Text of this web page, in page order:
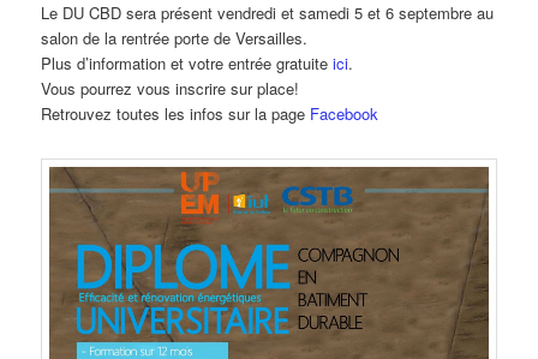
Le DU CBD sera présent vendredi et samedi 5 et 6 septembre au
salon de la rentrée porte de Versailles.
Plus d’information et votre entrée gratuiteici.
Vous pourrez vous inscrire sur place!
Retrouvez toutes les infos sur la page Facebook